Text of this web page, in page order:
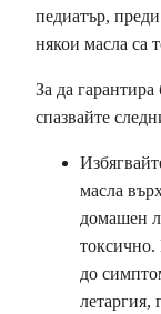
педиатър,
някои масла са
За да
спазвайте
масла
домашен
токсично.
до
летаргия,